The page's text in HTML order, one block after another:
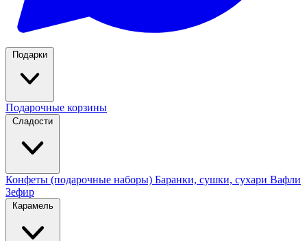
Подарки
Подарочные корзины
Сладости
Конфеты (подарочные наборы) Баранки, сушки, сухари Вафли
Зефир
Карамель